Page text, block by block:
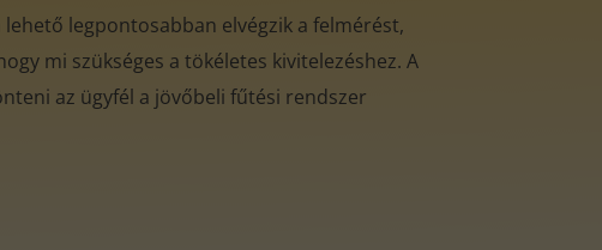
legpontosabban elvégzik a felmérést,
mi szükséges a tökéletes kivitelezéshez. A
az ügyfél a jövőbeli fűtési rendszer